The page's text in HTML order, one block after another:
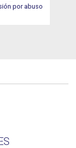
por abuso